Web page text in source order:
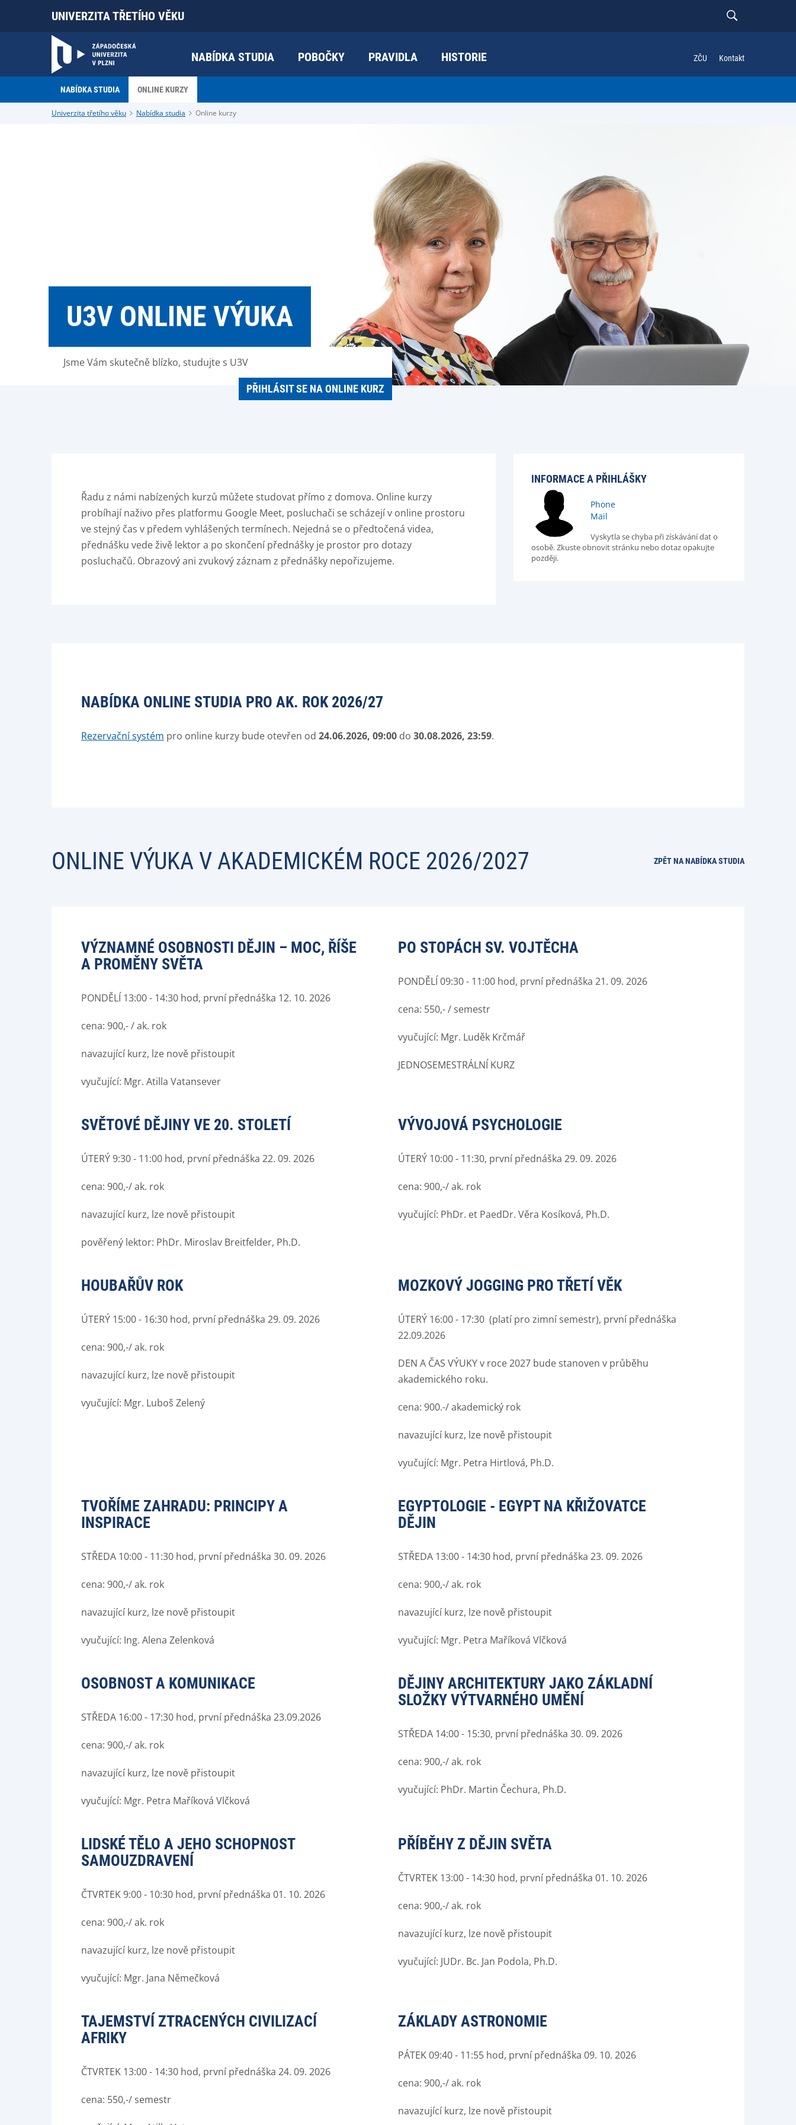
UNIVERZITA TŘETÍHO VĚKU
NABÍDKA STUDIA POBOČKY PRAVIDLA HISTORIE ZČU Kontakt
NABÍDKA STUDIA ONLINE KURZY
Univerzita třetího věku Nabídka studia Online kurzy
U3V ONLINE VÝUKA
Jsme Vám skutečně blízko, studujte s U3V
PŘIHLÁSIT SE NA ONLINE KURZ
Řadu z námi nabízených kurzů můžete studovat přímo z domova. Online kurzy
probíhají naživo přes platformu Google Meet, posluchači se scházejí v online prostoru
ve stejný čas v předem vyhlášených termínech. Nejedná se o předtočená videa,
přednášku vede živě lektor a po skončení přednášky je prostor pro dotazy
posluchačů. Obrazový ani zvukový záznam z přednášky nepořizujeme.
INFORMACE A PŘIHLÁŠKY
Phone
Mail
Vyskytla se chyba při získávání dat o
osobě. Zkuste obnovit stránku nebo dotaz opakujte
později.
NABÍDKA ONLINE STUDIA PRO AK. ROK 2026/27
Rezervační systém pro online kurzy bude otevřen od 24.06.2026, 09:00 do 30.08.2026, 23:59.
ONLINE VÝUKA V AKADEMICKÉM ROCE 2026/2027 ZPĚT NA NABÍDKA STUDIA
VÝZNAMNÉ OSOBNOSTI DĚJIN – MOC, ŘÍŠE
A PROMĚNY SVĚTA
PONDĚLÍ 13:00 - 14:30 hod, první přednáška 12. 10. 2026
cena: 900,- / ak. rok
navazující kurz, lze nově přistoupit
vyučující: Mgr. Atilla Vatansever
PO STOPÁCH SV. VOJTĚCHA
PONDĚLÍ 09:30 - 11:00 hod, první přednáška 21. 09. 2026
cena: 550,- / semestr
vyučující: Mgr. Luděk Krčmář
JEDNOSEMESTRÁLNÍ KURZ
SVĚTOVÉ DĚJINY VE 20. STOLETÍ
ÚTERÝ 9:30 - 11:00 hod, první přednáška 22. 09. 2026
cena: 900,-/ ak. rok
navazující kurz, lze nově přistoupit
pověřený lektor: PhDr. Miroslav Breitfelder, Ph.D.
VÝVOJOVÁ PSYCHOLOGIE
ÚTERÝ 10:00 - 11:30, první přednáška 29. 09. 2026
cena: 900,-/ ak. rok
vyučující: PhDr. et PaedDr. Věra Kosíková, Ph.D.
HOUBAŘŮV ROK
ÚTERÝ 15:00 - 16:30 hod, první přednáška 29. 09. 2026
cena: 900,-/ ak. rok
navazující kurz, lze nově přistoupit
vyučující: Mgr. Luboš Zelený
MOZKOVÝ JOGGING PRO TŘETÍ VĚK
ÚTERÝ 16:00 - 17:30 (platí pro zimní semestr), první přednáška
22.09.2026
DEN A ČAS VÝUKY v roce 2027 bude stanoven v průběhu
akademického roku.
cena: 900.-/ akademický rok
navazující kurz, lze nově přistoupit
vyučující: Mgr. Petra Hirtlová, Ph.D.
TVOŘÍME ZAHRADU: PRINCIPY A
INSPIRACE
STŘEDA 10:00 - 11:30 hod, první přednáška 30. 09. 2026
cena: 900,-/ ak. rok
navazující kurz, lze nově přistoupit
vyučující: Ing. Alena Zelenková
EGYPTOLOGIE - EGYPT NA KŘIŽOVATCE
DĚJIN
STŘEDA 13:00 - 14:30 hod, první přednáška 23. 09. 2026
cena: 900,-/ ak. rok
navazující kurz, lze nově přistoupit
vyučující: Mgr. Petra Maříková Vlčková
OSOBNOST A KOMUNIKACE
STŘEDA 16:00 - 17:30 hod, první přednáška 23.09.2026
cena: 900,-/ ak. rok
navazující kurz, lze nově přistoupit
vyučující: Mgr. Petra Maříková Vlčková
DĚJINY ARCHITEKTURY JAKO ZÁKLADNÍ
SLOŽKY VÝTVARNÉHO UMĚNÍ
STŘEDA 14:00 - 15:30, první přednáška 30. 09. 2026
cena: 900,-/ ak. rok
vyučující: PhDr. Martin Čechura, Ph.D.
LIDSKÉ TĚLO A JEHO SCHOPNOST
SAMOUZDRAVENÍ
ČTVRTEK 9:00 - 10:30 hod, první přednáška 01. 10. 2026
cena: 900,-/ ak. rok
navazující kurz, lze nově přistoupit
vyučující: Mgr. Jana Němečková
PŘÍBĚHY Z DĚJIN SVĚTA
ČTVRTEK 13:00 - 14:30 hod, první přednáška 01. 10. 2026
cena: 900,-/ ak. rok
navazující kurz, lze nově přistoupit
vyučující: JUDr. Bc. Jan Podola, Ph.D.
TAJEMSTVÍ ZTRACENÝCH CIVILIZACÍ
AFRIKY
ČTVRTEK 13:00 - 14:30 hod, první přednáška 24. 09. 2026
cena: 550,-/ semestr
ZÁKLADY ASTRONOMIE
PÁTEK 09:40 - 11:55 hod, první přednáška 09. 10. 2026
cena: 900,-/ ak. rok
navazující kurz, lze nově přistoupit